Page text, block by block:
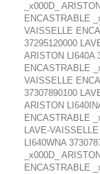
_x000D_
ENCASTRABLE
VAISSELLE
37295120000
ARISTON LI640A
ENCASTRABLE
VAISSELLE
37307890100
ARISTON
ENCASTRABLE
LAVE-
LI640WNA
_x000D_
ENCASTRABLE